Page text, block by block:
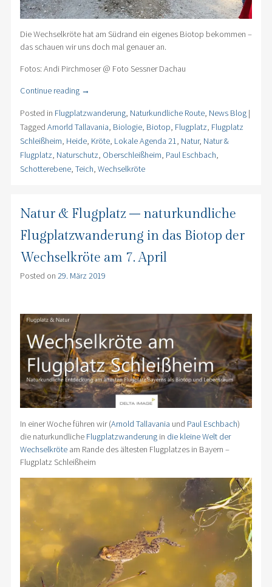
Die Wechselkröte hat am Südrand ein eigenes Biotop bekommen –
das schauen wir uns doch mal genauer an.
Fotos: Andi Pirchmoser @ Foto Sessner Dachau
Continue reading →
Posted in Flugplatzwanderung, Naturkundliche Route, News Blog |
Tagged Arnorld Tallavania, Biologie, Biotop, Flugplatz, Flugplatz
Schleißheim, Heide, Kröte, Lokale Agenda 21, Natur, Natur &
Flugplatz, Naturschutz, Oberschleißheim, Paul Eschbach,
Schotterebene, Teich, Wechselkröte
Natur & Flugplatz – naturkundliche
Flugplatzwanderung in das Biotop der
Wechselkröte am 7. April
Posted on 29. März 2019
In einer Woche führen wir (Arnold Tallavania und Paul Eschbach)
die naturkundliche Flugplatzwanderungin die kleine Welt der
Wechselkröteam Rande des ältesten Flugplatzes in Bayern –
Flugplatz Schleißheim